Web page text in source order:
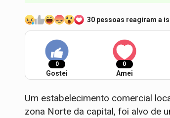
30 pessoas reagiram a
0
Gostei
0
Amei
Um estabelecimento comercial
zona Norte da capital, foi alvo de